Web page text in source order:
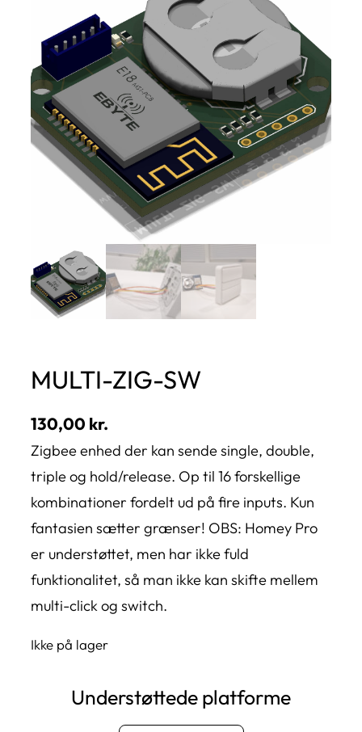
MULTI-ZIG-SW
130,00 kr.
Zigbee enhed der kan sende single, double,
triple og hold/release. Op til 16 forskellige
kombinationer fordelt ud på fire inputs. Kun
fantasien sætter grænser! OBS: Homey Pro
er understøttet, men har ikke fuld
funktionalitet, så man ikke kan skifte mellem
multi-click og switch.
Ikke på lager
Understøttede platforme